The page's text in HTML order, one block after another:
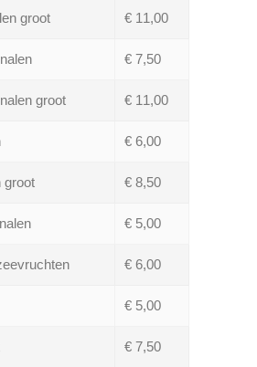
groot € 11,00
€ 7,50
groot € 11,00
€ 6,00
groot € 8,50
€ 5,00
€ 6,00
€ 5,00
€ 7,50